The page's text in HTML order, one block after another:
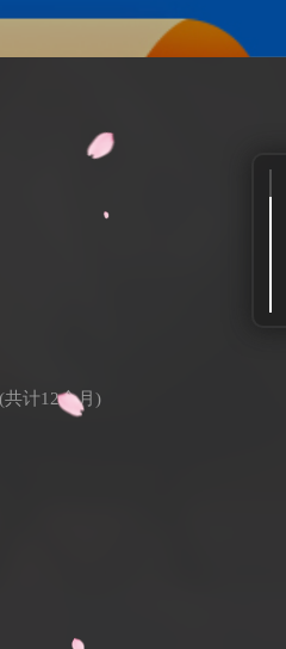
计12个月)